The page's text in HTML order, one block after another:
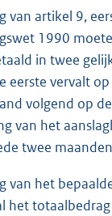
van artikel 9,
1990
in twee
eerste vervalt
volgend op
van het
twee
van het
het